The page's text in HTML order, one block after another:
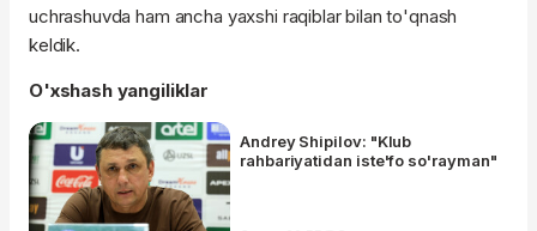
uchrashuvda ham ancha yaxshi raqiblar bilan to'qnash
keldik.
O'xshash yangiliklar
Andrey Shipilov: "Klub
rahbariyatidan iste'fo so'rayman"